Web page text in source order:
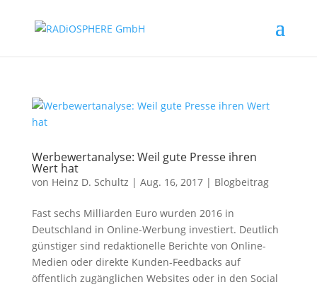
Werbewertanalyse: Weil gute Presse ihren
Wert hat
von Heinz D. Schultz | Aug. 16, 2017| Blogbeitrag
Fast sechs Milliarden Euro wurden 2016 in
Deutschland in Online-Werbung investiert. Deutlich
günstiger sind redaktionelle Berichte von Online-
Medien oder direkte Kunden-Feedbacks auf
öffentlich zugänglichen Websites oder in den Social